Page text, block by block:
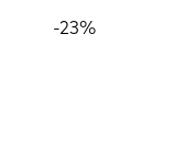
-23%